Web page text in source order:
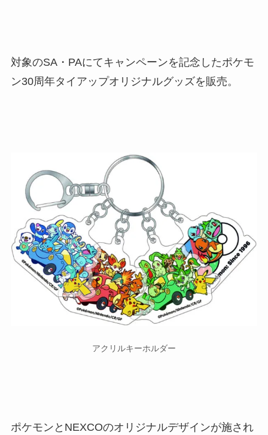
対象のSA・PAにてキャンペーンを記念したポケモ
ン30周年タイアップオリジナルグッズを販売。
アクリルキーホルダー
ポケモンとNEXCOのオリジナルデザインが施され